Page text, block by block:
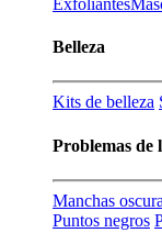
Belleza
Kits de belleza
Problemas de
Manchas
Puntos negros